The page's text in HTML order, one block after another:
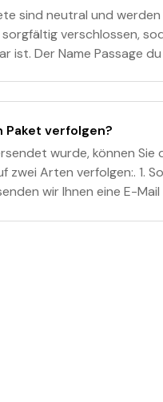
sind neutral und
verschlossen,
ist. Der Name Passage
Paket verfolgen?
wurde, können Sie
zwei Arten verfolgen:. 1.
wir Ihnen eine E-